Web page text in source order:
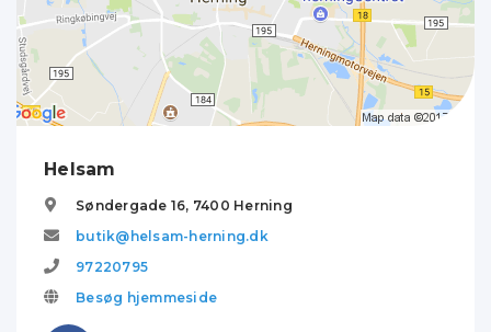
Helsam
Søndergade 16, 7400 Herning
butik@helsam-herning.dk
97220795
Besøg hjemmeside